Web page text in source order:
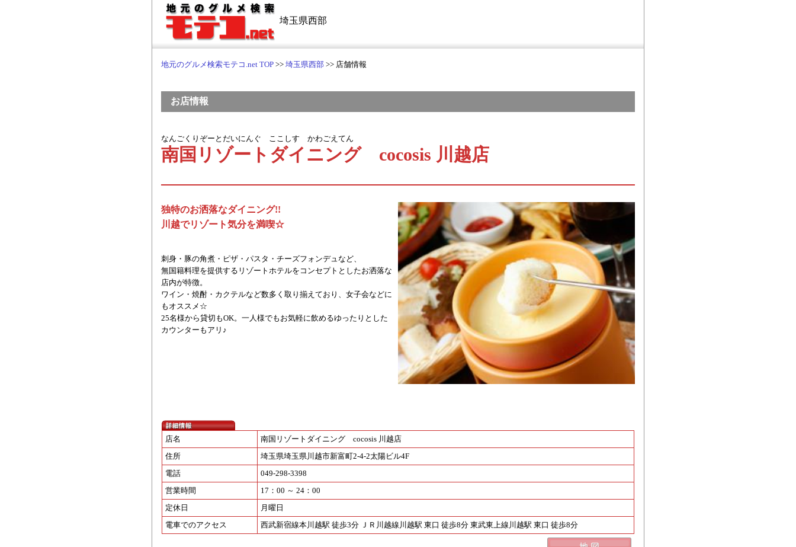
埼玉県西部
地元のグルメ検索モテコ.net TOP >> 埼玉県西部 >> 店舗情報
お店情報
なんごくりぞーとだいにんぐ ここしす かわごえてん
南国リゾートダイニング cocosis 川越店
独特のお洒落なダイニング!!
川越でリゾート気分を満喫☆
刺身・豚の角煮・ピザ・パスタ・チーズフォンデュなど、
無国籍料理を提供するリゾートホテルをコンセプトとしたお洒落な
店内が特徴。
ワイン・焼酎・カクテルなど数多く取り揃えており、女子会などに
もオススメ☆
25名様から貸切もOK。一人様でもお気軽に飲めるゆったりとした
カウンターもアリ♪
店名
南国リゾートダイニング cocosis 川越店
住所
埼玉県埼玉県川越市新富町2-4-2太陽ビル4F
電話
049-298-3398
営業時間
17：00 ～ 24：00
定休日
月曜日
電車でのアクセス
西武新宿線本川越駅 徒歩3分 ＪＲ川越線川越駅 東口 徒歩8分 東武東上線川越駅 東口 徒歩8分